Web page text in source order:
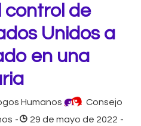
control de
Unidos a
en una
Humanos
Consejo
- 29 de mayo de 2022 -